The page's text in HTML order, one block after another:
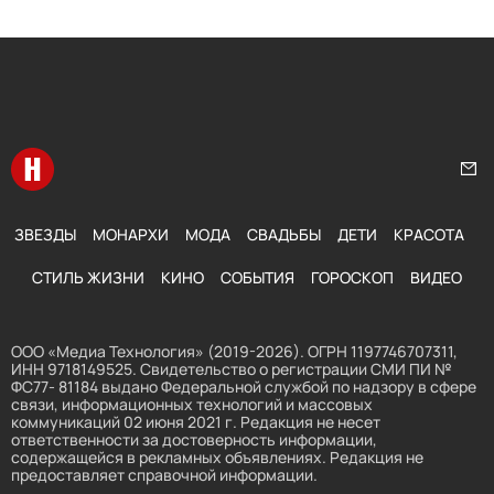
Перейти на главную
ЗВЕЗДЫ МОНАРХИ МОДА СВАДЬБЫ ДЕТИ КРАСОТА
СТИЛЬ ЖИЗНИ КИНО СОБЫТИЯ ГОРОСКОП ВИДЕО
ООО «Медиа Технология» (2019-2026). ОГРН 1197746707311,
ИНН 9718149525. Свидетельство о регистрации СМИ ПИ №
ФС77- 81184 выдано Федеральной службой по надзору в сфере
связи, информационных технологий и массовых
коммуникаций 02 июня 2021 г. Редакция не несет
ответственности за достоверность информации,
содержащейся в рекламных объявлениях. Редакция не
предоставляет справочной информации.